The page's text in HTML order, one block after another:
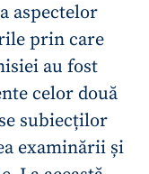
aspectelor
prin care
au fost
celor două
subiecților
examinării și